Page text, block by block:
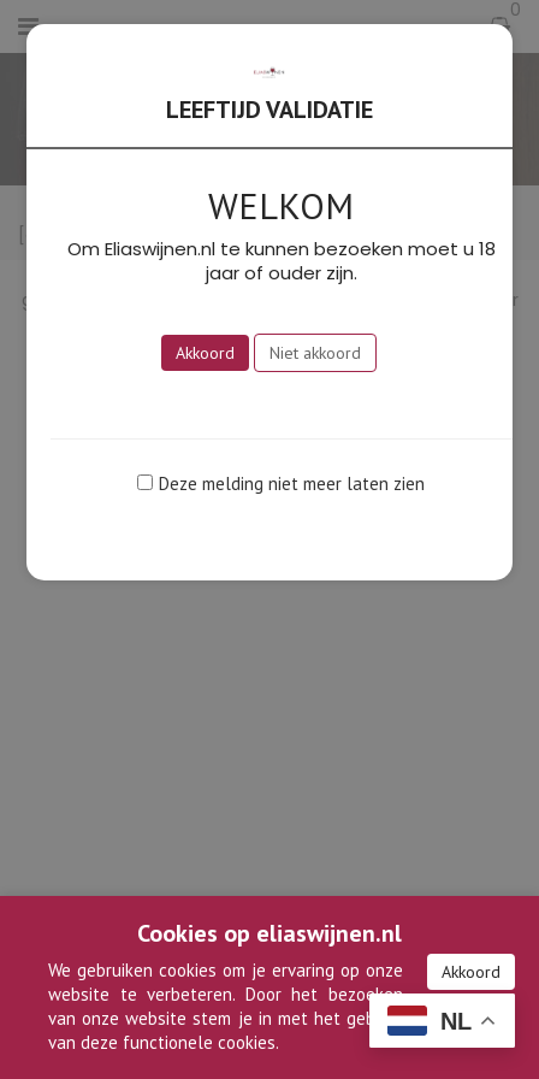
0
/ OVERZICHT WINKELS
Elias Wijnen is de handelsnaam van Orsenna wijnen VOF,
geregistreerd bij de Kamer van Koophandel onder nummer
BTW nummer: NL 858802922B01, IBAN: NL30RABO
Algemene Voorwaarden: zie
NL
Cookies op eliaswijnen.nl
We gebruiken cookies om je ervaring op onze
website te verbeteren. Door het bezoeken
van onze website stem je in met het gebruik
van deze functionele cookies.
Akkoord
LEEFTIJD VALIDATIE
WELKOM
Om Eliaswijnen.nl te kunnen bezoeken moet u 18
jaar of ouder zijn.
Akkoord Niet akkoord
Deze melding niet meer laten zien